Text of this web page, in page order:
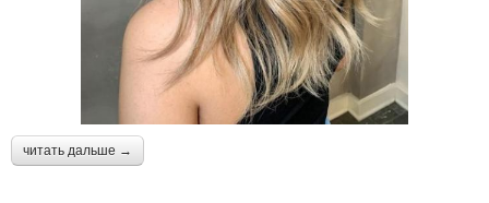
читать дальше →